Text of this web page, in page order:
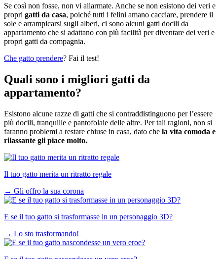
Se così non fosse, non vi allarmate. Anche se non esistono dei veri e
propri gatti da casa, poiché tutti i felini amano cacciare, prendere il
sole e arrampicarsi sugli alberi, ci sono alcuni gatti docili da
appartamento che si adattano con più facilità per diventare dei veri e
propri gatti da compagnia.
Che gatto prendere? Fai il test!
Quali sono i migliori gatti da
appartamento?
Esistono alcune razze di gatti che si contraddistinguono per l’essere
più docili, tranquille e pantofolaie delle altre. Per tali ragioni, non si
faranno problemi a restare chiuse in casa, dato che la vita comoda e
rilassante gli piace molto.
Il tuo gatto merita un ritratto regale
→ Gli offro la sua corona
E se il tuo gatto si trasformasse in un personaggio 3D?
→ Lo sto trasformando!